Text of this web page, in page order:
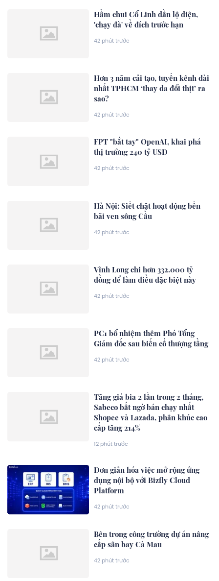
Hầm chui Cổ Linh dần lộ diện,
'chạy đà' về đích trước hạn
42 phút trước
Hơn 3 năm cải tạo, tuyến kênh dài
nhất TPHCM ‘thay da đổi thịt’ ra
sao?
42 phút trước
FPT "bắt tay" OpenAI, khai phá
thị trường 240 tỷ USD
42 phút trước
Hà Nội: Siết chặt hoạt động bến
bãi ven sông Cầu
42 phút trước
Vĩnh Long chi hơn 332.000 tỷ
đồng để làm điều đặc biệt này
42 phút trước
PC1 bổ nhiệm thêm Phó Tổng
Giám đốc sau biến cố thượng tầng
42 phút trước
Tăng giá bia 2 lần trong 2 tháng,
Sabeco bất ngờ bán chạy nhất
Shopee và Lazada, phân khúc cao
cấp tăng 214%
12 phút trước
Đơn giản hóa việc mở rộng ứng
dụng nội bộ với Bizfly Cloud
Platform
42 phút trước
Bên trong công trường dự án nâng
cấp sân bay Cà Mau
42 phút trước